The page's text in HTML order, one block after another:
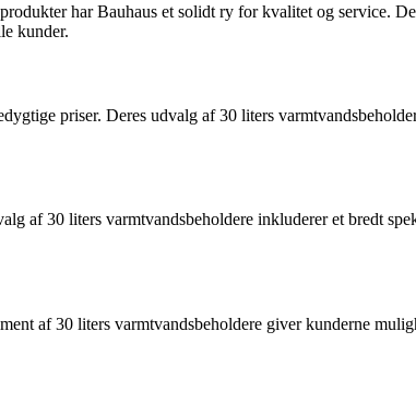
har Bauhaus et solidt ry for kvalitet og service.
kunder.
priser. Deres udvalg af 30 liters
af 30 liters varmtvandsbeholdere inkluderer et bredt
af 30 liters varmtvandsbeholdere giver kunderne